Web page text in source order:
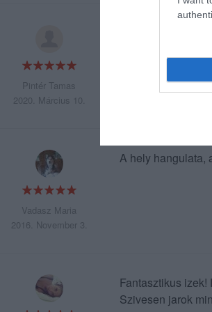
Pintér Tamas
2020. Március 10.
A kedvenc
A heti menü
Vadasz Maria
2016. November 3.
A hely hangulata,
Fantasztikus
Szivesen jarok